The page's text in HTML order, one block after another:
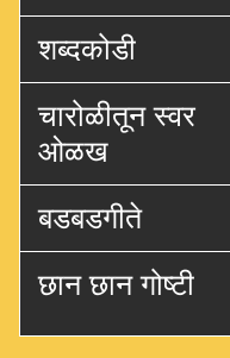
शब्दकोडी
चारोळीतून स्वर
ओळख
बडबडगीते
छान छान गोष्टी